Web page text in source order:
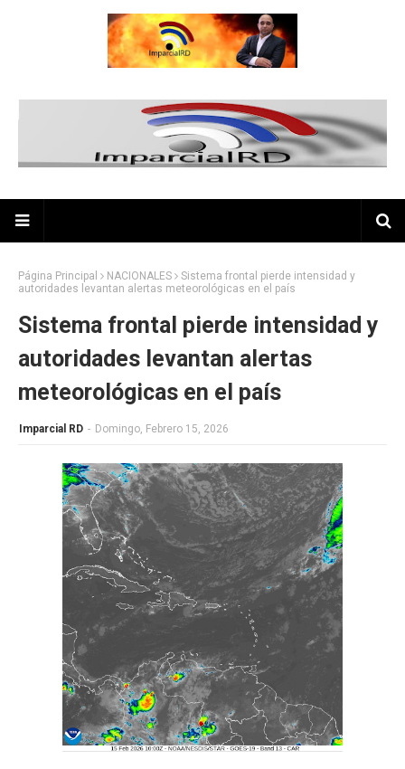
Página Principal NACIONALES
Sistema frontal pierde intensidad y
autoridades levantan alertas meteorológicas en el país
Sistema frontal pierde intensidad y
autoridades levantan alertas
meteorológicas en el país
Imparcial RD - Domingo, Febrero 15, 2026